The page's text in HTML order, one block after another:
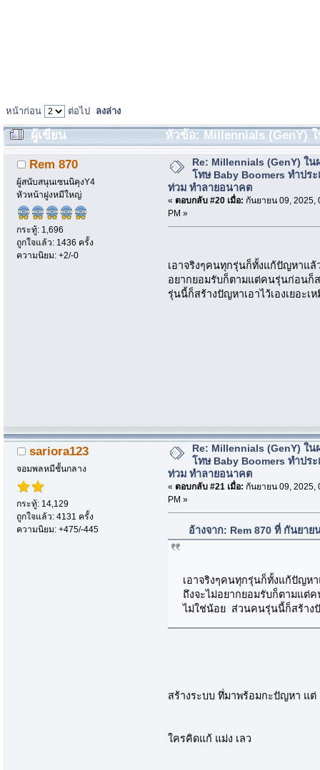
หน้าก่อน ต่อไป ลงล่าง
ผู้เขียน
หัวข้อ: Millennials (GenY)
ประเทศหนี้ท่วม ทำลายอนาคต (อ่าน 2616 ครั้ง)
Rem 870
ผู้สนับสนุนเซนนิคุงY4
หัวหน้าฝูงหมีใหญ่
กระทู้: 1,696
ถูกใจแล้ว: 1436 ครั้ง
ความนิยม: +2/-0
Re: Millennials (GenY) ใน
โทษ Baby Boomers ทำประ
ท่วม ทำลายอนาคต
« ตอบกลับ #20 เมื่อ: กันยายน 09, 2025,
PM »
เอาจริงๆคนทุกรุ่นก็ทั้งแก้ปัญหา
อยากยอมรับก็ตามแต่คนรุ่นก่อนก็
รุ่นนี้ก็สร้างปัญหาเอาไว้เองเยอะ
sariora123
จอมพลหมีชั้นกลาง
กระทู้: 14,129
ถูกใจแล้ว: 4131 ครั้ง
ความนิยม: +475/-445
Re: Millennials (GenY) ใน
โทษ Baby Boomers ทำประ
ท่วม ทำลายอนาคต
« ตอบกลับ #21 เมื่อ: กันยายน 09, 2025,
PM »
อ้างจาก: Rem 870 ที่ กันยาย
เอาจริงๆคนทุกรุ่นก็ทั้งแก้ปัญ
ถึงจะไม่อยากยอมรับก็ตามแต่
ไม่ใช่น้อย ส่วนคนรุ่นนี้ก็สร้าง
สร้างระบบ ทึ่มาพร้อมกะปัญหา แต่
ใครคิดแก้ แม่ง เลว